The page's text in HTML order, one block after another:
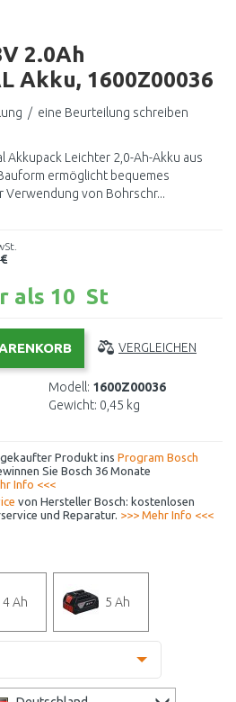
2.0Ah
Akku, 1600Z00036
/ eine Beurteilung schreiben
Akkupack Leichter 2,0-Ah-Akku aus
ermöglicht bequemes
von Bohrschr...
als 10 St
VERGLEICHEN
Modell: 1600Z00036
Gewicht: 0,45 kg
Produkt ins Program Bosch
Sie Bosch 36 Monate
Info <<<
von Hersteller Bosch: kostenlosen
und Reparatur. >>> Mehr Info <<<
4 Ah 5 Ah